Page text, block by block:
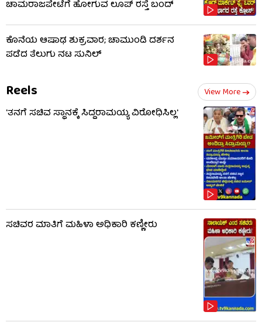
ಚಾಮರಾಜಪೇಟೆಗೆ ಹೋಗುವ ಲೂಪ್ ರಸ್ತೆ ಬಂದ್
ಕೊನೆಯ ಆಷಾಢ ಶುಕ್ರವಾರ; ಚಾಮುಂಡಿ ದರ್ಶನ
ಪಡೆದ ತೆಲುಗು ನಟ ಸುನಿಲ್
Reels View More
'ತನಗೆ ಸಚಿವ ಸ್ಥಾನಕ್ಕೆ ಸಿದ್ದರಾಮಯ್ಯ ವಿರೋಧಿಸಿಲ್ಲ'
ಸಚಿವರ ಮಾತಿಗೆ ಮಹಿಳಾ ಅಧಿಕಾರಿ ಕಣ್ಣೀರು